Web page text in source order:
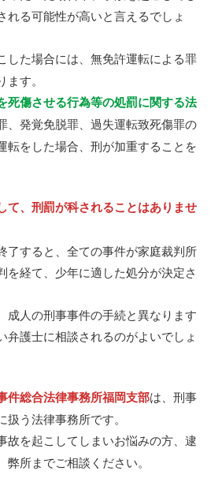
れる可能性が高いと言えるでしょ
した場合には、無免許運転による罪
す。
死傷させる行為等の処罰に関する法
、発覚免脱罪、過失運転致死傷罪の
転をした場合、刑が加重することを
て、刑罰が科されることはありませ
了すると、全ての事件が家庭裁判所
を経て、少年に適した処分が決定さ
成人の刑事事件の手続と異なります
弁護士に相談されるのがよいでしょ
件総合法律事務所福岡支部は、刑事
う法律事務所です。
故を起こしてしまいお悩みの方、逮
所までご相談ください。